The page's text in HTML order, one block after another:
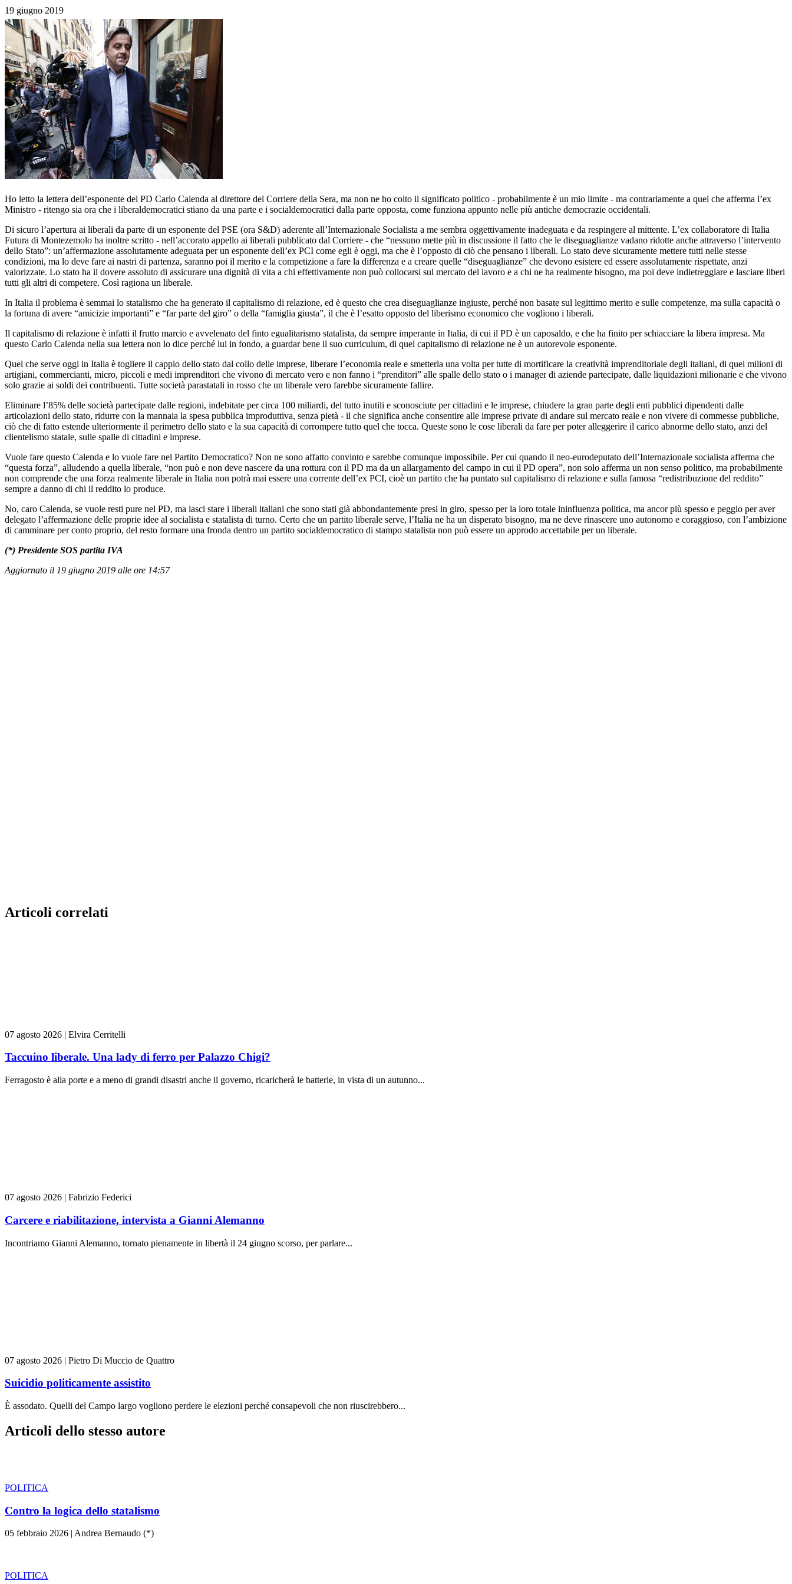
19 giugno 2019
Ho letto la lettera dell’esponente del PD Carlo Calenda al direttore del Corriere della Sera, ma non ne ho colto il significato politico - probabilmente è un mio limite - ma contrariamente a quel che afferma l’ex
Ministro - ritengo sia ora che i liberaldemocratici stiano da una parte e i socialdemocratici dalla parte opposta, come funziona appunto nelle più antiche democrazie occidentali.
Di sicuro l’apertura ai liberali da parte di un esponente del PSE (ora S&D) aderente all’Internazionale Socialista a me sembra oggettivamente inadeguata e da respingere al mittente. L’ex collaboratore di Italia
Futura di Montezemolo ha inoltre scritto - nell’accorato appello ai liberali pubblicato dal Corriere - che “nessuno mette più in discussione il fatto che le diseguaglianze vadano ridotte anche attraverso l’intervento
dello Stato”: un’affermazione assolutamente adeguata per un esponente dell’ex PCI come egli è oggi, ma che è l’opposto di ciò che pensano i liberali. Lo stato deve sicuramente mettere tutti nelle stesse
condizioni, ma lo deve fare ai nastri di partenza, saranno poi il merito e la competizione a fare la differenza e a creare quelle “diseguaglianze” che devono esistere ed essere assolutamente rispettate, anzi
valorizzate. Lo stato ha il dovere assoluto di assicurare una dignità di vita a chi effettivamente non può collocarsi sul mercato del lavoro e a chi ne ha realmente bisogno, ma poi deve indietreggiare e lasciare liberi
tutti gli altri di competere. Così ragiona un liberale.
In Italia il problema è semmai lo statalismo che ha generato il capitalismo di relazione, ed è questo che crea diseguaglianze ingiuste, perché non basate sul legittimo merito e sulle competenze, ma sulla capacità o
la fortuna di avere “amicizie importanti” e “far parte del giro” o della “famiglia giusta”, il che è l’esatto opposto del liberismo economico che vogliono i liberali.
Il capitalismo di relazione è infatti il frutto marcio e avvelenato del finto egualitarismo statalista, da sempre imperante in Italia, di cui il PD è un caposaldo, e che ha finito per schiacciare la libera impresa. Ma
questo Carlo Calenda nella sua lettera non lo dice perché lui in fondo, a guardar bene il suo curriculum, di quel capitalismo di relazione ne è un autorevole esponente.
Quel che serve oggi in Italia è togliere il cappio dello stato dal collo delle imprese, liberare l’economia reale e smetterla una volta per tutte di mortificare la creatività imprenditoriale degli italiani, di quei milioni di
artigiani, commercianti, micro, piccoli e medi imprenditori che vivono di mercato vero e non fanno i “prenditori” alle spalle dello stato o i manager di aziende partecipate, dalle liquidazioni milionarie e che vivono
solo grazie ai soldi dei contribuenti. Tutte società parastatali in rosso che un liberale vero farebbe sicuramente fallire.
Eliminare l’85% delle società partecipate dalle regioni, indebitate per circa 100 miliardi, del tutto inutili e sconosciute per cittadini e le imprese, chiudere la gran parte degli enti pubblici dipendenti dalle
articolazioni dello stato, ridurre con la mannaia la spesa pubblica improduttiva, senza pietà - il che significa anche consentire alle imprese private di andare sul mercato reale e non vivere di commesse pubbliche,
ciò che di fatto estende ulteriormente il perimetro dello stato e la sua capacità di corrompere tutto quel che tocca. Queste sono le cose liberali da fare per poter alleggerire il carico abnorme dello stato, anzi del
clientelismo statale, sulle spalle di cittadini e imprese.
Vuole fare questo Calenda e lo vuole fare nel Partito Democratico? Non ne sono affatto convinto e sarebbe comunque impossibile. Per cui quando il neo-eurodeputato dell’Internazionale socialista afferma che
“questa forza”, alludendo a quella liberale, “non può e non deve nascere da una rottura con il PD ma da un allargamento del campo in cui il PD opera”, non solo afferma un non senso politico, ma probabilmente
non comprende che una forza realmente liberale in Italia non potrà mai essere una corrente dell’ex PCI, cioè un partito che ha puntato sul capitalismo di relazione e sulla famosa “redistribuzione del reddito”
sempre a danno di chi il reddito lo produce.
No, caro Calenda, se vuole resti pure nel PD, ma lasci stare i liberali italiani che sono stati già abbondantemente presi in giro, spesso per la loro totale ininfluenza politica, ma ancor più spesso e peggio per aver
delegato l’affermazione delle proprie idee al socialista e statalista di turno. Certo che un partito liberale serve, l’Italia ne ha un disperato bisogno, ma ne deve rinascere uno autonomo e coraggioso, con l’ambizione
di camminare per conto proprio, del resto formare una fronda dentro un partito socialdemocratico di stampo statalista non può essere un approdo accettabile per un liberale.
(*) Presidente SOS partita IVA
Aggiornato il 19 giugno 2019 alle ore 14:57
Articoli correlati
07 agosto 2026 | Elvira Cerritelli
Taccuino liberale. Una lady di ferro per Palazzo Chigi?
Ferragosto è alla porte e a meno di grandi disastri anche il governo, ricaricherà le batterie, in vista di un autunno...
07 agosto 2026 | Fabrizio Federici
Carcere e riabilitazione, intervista a Gianni Alemanno
Incontriamo Gianni Alemanno, tornato pienamente in libertà il 24 giugno scorso, per parlare...
07 agosto 2026 | Pietro Di Muccio de Quattro
Suicidio politicamente assistito
È assodato. Quelli del Campo largo vogliono perdere le elezioni perché consapevoli che non riuscirebbero...
Articoli dello stesso autore
POLITICA
Contro la logica dello statalismo
05 febbraio 2026 | Andrea Bernaudo (*)
POLITICA